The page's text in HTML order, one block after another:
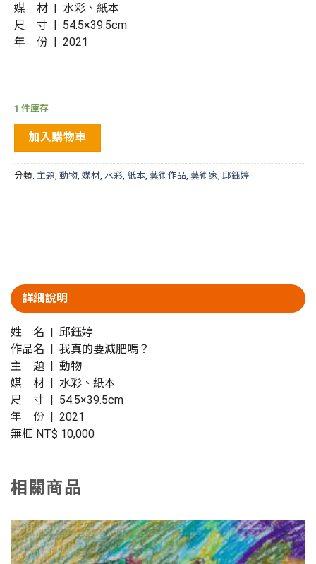
媒 材 | 水彩、紙本
尺 寸 | 54.5×39.5cm
年 份 | 2021
1 件庫存
加入購物車
分類: 主題 動物 媒材 水彩 紙本 藝術作品 藝術家 邱鈺婷
詳細說明
姓 名 | 邱鈺婷
作品名 | 我真的要減肥嗎？
主 題 | 動物
媒 材 | 水彩、紙本
尺 寸 | 54.5×39.5cm
年 份 | 2021
無框 NT$ 10,000
相關商品